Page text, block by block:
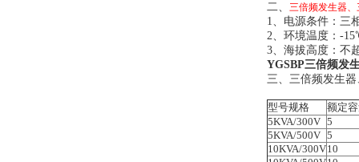
二、 三倍频发生器
1、电源条件：三
2、环境温度：-
3、海拔高度：不
YGSBP三倍频发
三、三倍频发生
型号规格
额定
5KVA/300V 5
5KVA/500V 5
10KVA/300V10